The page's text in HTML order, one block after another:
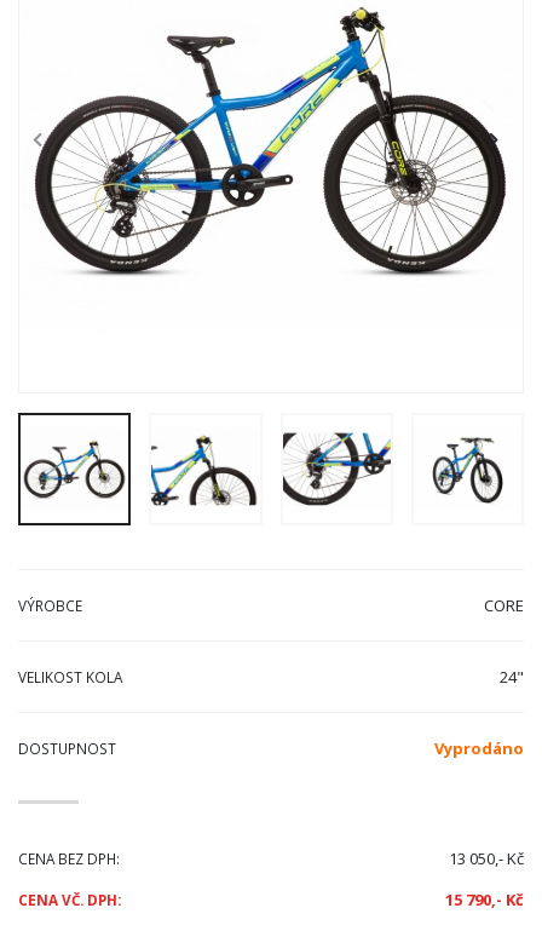
VÝROBCE CORE
VELIKOST KOLA 24"
DOSTUPNOST Vyprodáno
CENA BEZ DPH: 13 050,- Kč
CENA VČ. DPH: 15 790,- Kč